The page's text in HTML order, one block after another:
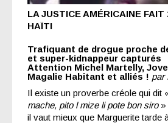
LA JUSTICE AMÉRICAINE FAIT
HAÏTI
Trafiquant de drogue proche
et super-kidnappeur capturés
Attention Michel Martelly,
Magalie Habitant et alliés ! par
Il existe un proverbe créole qui dit
mache, pito l mize li pote bon siro»
il vaut mieux que Marguerite tarde